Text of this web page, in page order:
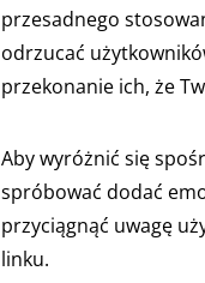
przesadnego
odrzucać
przekonanie ich, że
Aby wyróżnić się
spróbować dodać
przyciągnąć uwagę
linku.